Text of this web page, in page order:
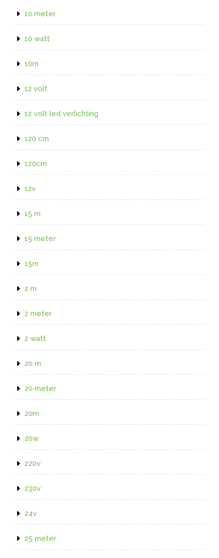
10 meter
10 watt
10m
12 volt
12 volt led verlichting
120 cm
120cm
12v
15 m
15 meter
15m
2 m
2 meter
2 watt
20 m
20 meter
20m
20w
220v
230v
24v
25 meter